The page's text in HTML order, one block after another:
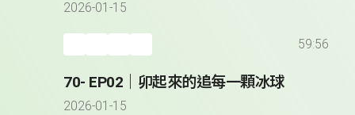
2026-01-15
59:56
70- EP02｜卯起來的追每一顆冰球
2026-01-15